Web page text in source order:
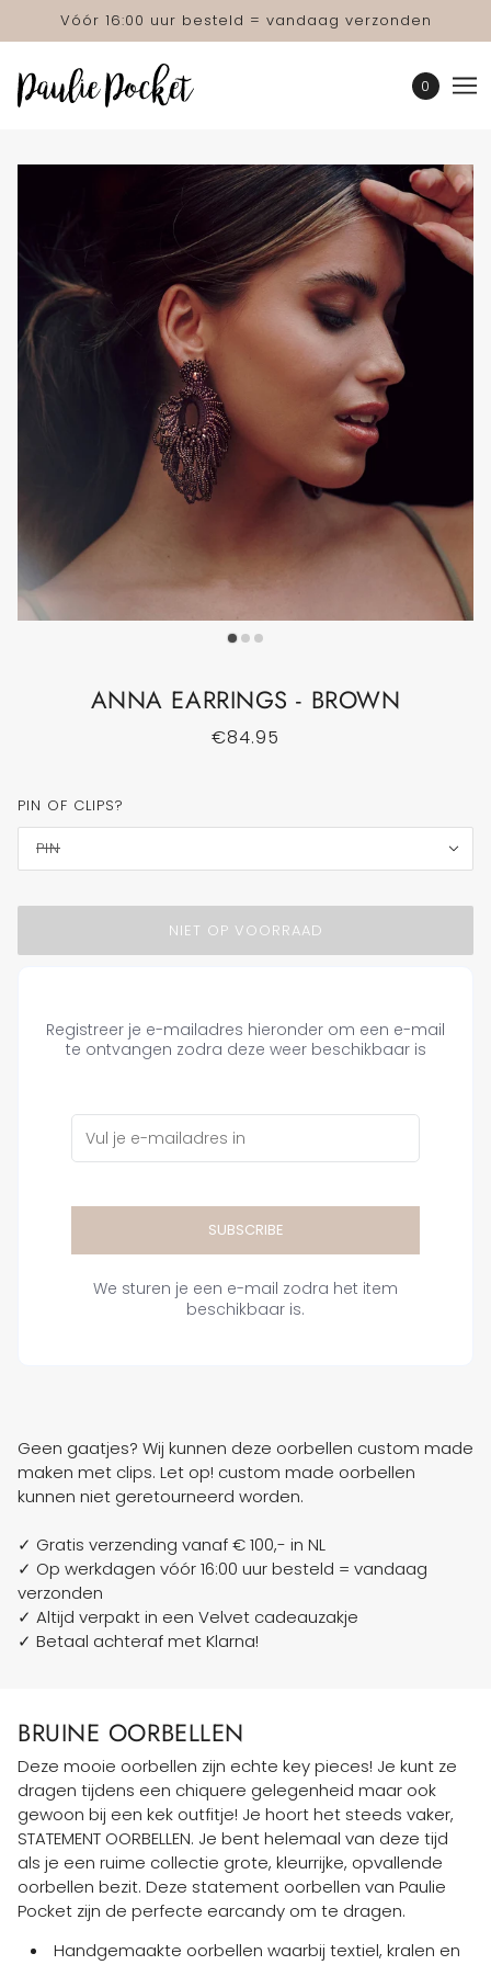
Vóór 16:00 uur besteld = vandaag verzonden
0
ANNA EARRINGS - BROWN
€84.95
PIN OF CLIPS?
PIN
NIET OP VOORRAAD
Registreer je e-mailadres hieronder om een e-mail
te ontvangen zodra deze weer beschikbaar is
SUBSCRIBE
We sturen je een e-mail zodra het item
beschikbaar is.
Geen gaatjes? Wij kunnen deze oorbellen custom made
maken met clips. Let op! custom made oorbellen
kunnen niet geretourneerd worden.
✓ Gratis verzending vanaf € 100,- in NL
✓ Op werkdagen vóór 16:00 uur besteld = vandaag
verzonden
✓ Altijd verpakt in een Velvet cadeauzakje
✓ Betaal achteraf met Klarna!
BRUINE OORBELLEN
Deze mooie oorbellen zijn echte key pieces! Je kunt ze
dragen tijdens een chiquere gelegenheid maar ook
gewoon bij een kek outfitje! Je hoort het steeds vaker,
STATEMENT OORBELLEN. Je bent helemaal van deze tijd
als je een ruime collectie grote, kleurrijke, opvallende
oorbellen bezit. Deze statement oorbellen van Paulie
Pocket zijn de perfecte earcandy om te dragen.
Handgemaakte oorbellen waarbij textiel, kralen en